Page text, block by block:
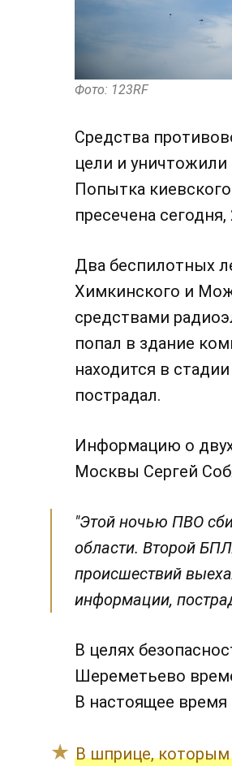
Фото: 123RF
Средства
цели и уничтожили
Попытка
пресечена сегодня,
Два беспилотных
Химкинского и
средствами
попал в здание
находится в
пострадал.
Информацию о
Москвы Сергей
"Этой ночью ПВО
области. Второй
происшествий
информации,
В целях
Шереметьево
В настоящее
В шприце, которым